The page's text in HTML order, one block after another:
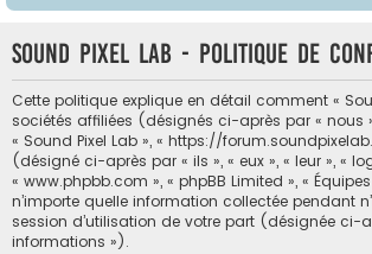
Sound Pixel Lab - Politique de
Cette politique explique en détail comment «
sociétés affiliées (désignés ci-après par « nous
« Sound Pixel Lab », « https://
(désigné ci-après par « ils », « eux », « leur », «
« www.phpbb.com », « phpBB Limited », «
n’importe quelle information collectée pendant
session d’utilisation de votre part (désignée ci-
informations »).